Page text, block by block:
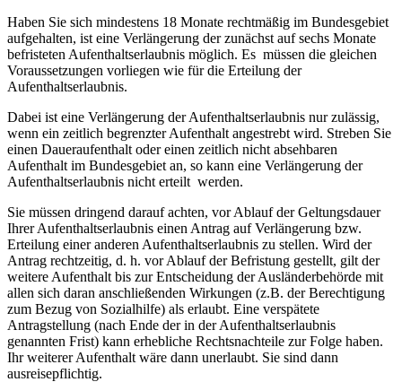
Haben Sie sich mindestens 18 Monate rechtmäßig im Bundesgebiet
aufgehalten, ist eine Verlängerung der zunächst auf sechs Monate
befristeten Aufenthaltserlaubnis möglich. Es müssen die gleichen
Voraussetzungen vorliegen wie für die Erteilung der
Aufenthaltserlaubnis.
Dabei ist eine Verlängerung der Aufenthaltserlaubnis nur zulässig,
wenn ein zeitlich begrenzter Aufenthalt angestrebt wird. Streben Sie
einen Daueraufenthalt oder einen zeitlich nicht absehbaren
Aufenthalt im Bundesgebiet an, so kann eine Verlängerung der
Aufenthaltserlaubnis nicht erteilt werden.
Sie müssen dringend darauf achten, vor Ablauf der Geltungsdauer
Ihrer Aufenthaltserlaubnis einen Antrag auf Verlängerung bzw.
Erteilung einer anderen Aufenthaltserlaubnis zu stellen. Wird der
Antrag rechtzeitig, d. h. vor Ablauf der Befristung gestellt, gilt der
weitere Aufenthalt bis zur Entscheidung der Ausländerbehörde mit
allen sich daran anschließenden Wirkungen (z.B. der Berechtigung
zum Bezug von Sozialhilfe) als erlaubt. Eine verspätete
Antragstellung (nach Ende der in der Aufenthaltserlaubnis
genannten Frist) kann erhebliche Rechtsnachteile zur Folge haben.
Ihr weiterer Aufenthalt wäre dann unerlaubt. Sie sind dann
ausreisepflichtig.